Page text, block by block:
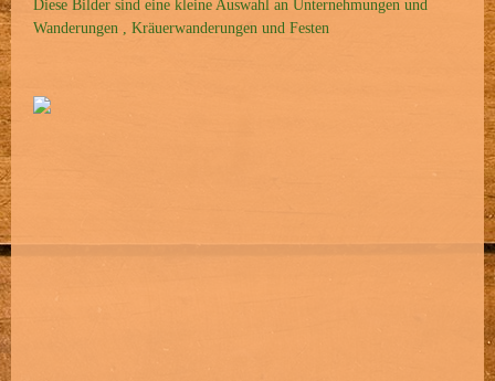
Diese Bilder sind eine kleine Auswahl an Unternehmungen und
Wanderungen , Kräuerwanderungen und Festen